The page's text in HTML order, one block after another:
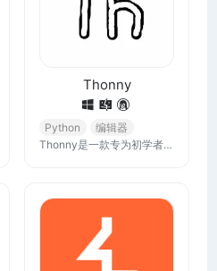
Thonny
Python
编辑器
Thonny是一款专为初学者设计的Python IDE。它内置了Python 3.10，因此您只需要安装并立即开始编程。该应用支持Windows、macOS和Linux平台，可以通过pip install thonny命令或从thonny.org网站下载最新版本来安装